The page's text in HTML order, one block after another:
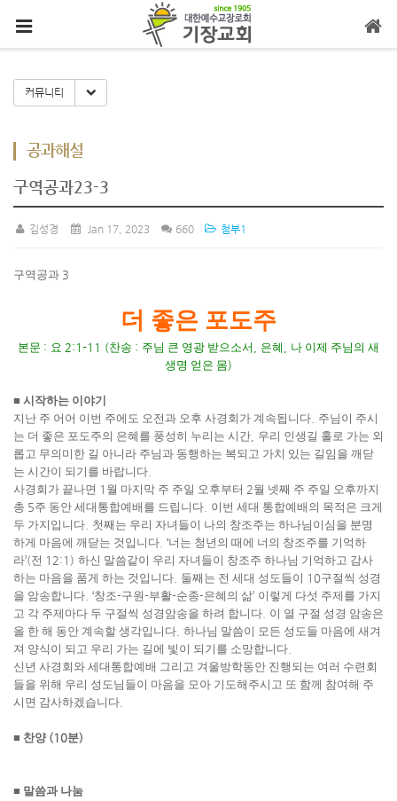
커뮤니티 Toggle Dropdown
공과해설
구역공과23-3
김성경 Jan 17, 2023 660 첨부1
구역공과 3
더 좋은 포도주
본문 : 요 2:1-11 (찬송 : 주님 큰 영광 받으소서 은혜
나 이제 주님의 새
생명 얻은 몸)
■ 시작하는 이야기
지난 주 어어 이번 주에도 오전과 오후 사경회가 계속됩니다 주님이 주시
는 더 좋은 포도주의 은혜를 풍성히 누리는 시간 우리 인생길 홀로 가는 외
롭고 무의미한 길 아니라 주님과 동행하는 복되고 가치 있는 길임을 깨닫
는 시간이 되기를 바랍니다
사경회가 끝나면 1 월 마지막 주 주일 오후부터 2월 넷째 주 주일 오후까지
총 5주 동안 세대통합예배를 드립니다 이번 세대 통합예배의 목적은 크게
두 가지입니다 첫째는 우리 자녀들이 나의 창조주는 하나님이심을 분명
하게 마음에 깨닫는 것입니다 . ‘너는 청년의 때에 너의 창조주를 기억하
라’(전 12:1) 하신 말씀같이 우리 자녀들이 창조주 하나님 기억하고 감사
하는 마음을 품게 하는 것입니다 둘째는 전 세대 성도들이 10구절씩 성경
을 암송합니다 . ‘창조-구원-부활-순종-은혜의 삶’ 이렇게 다섯 주제를 가지
고 각 주제마다 두 구절씩 성경암송을 하려 합니다 이 열 구절 성경 암송은
올 한 해 동안 계속할 생각입니다 하나님 말씀이 모든 성도들 마음에 새겨
져 양식이 되고 우리 가는 길에 빛이 되기를 소망합니다
신년 사경회와 세대통합예배 그리고 겨울방학동안 진행되는 여러 수련회
들을 위해 우리 성도님들이 마음을 모아 기도해주시고 또 함께 참여해 주
시면 감사하겠습니다
■ 찬양 (10분)
■ 말씀과 나눔